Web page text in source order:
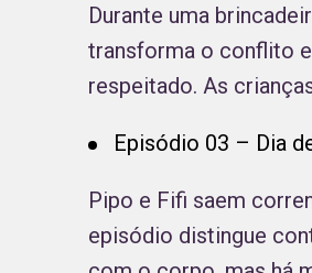
Durante uma
transforma o conflito
respeitado. As
Episódio 03 – Dia
Pipo e Fifi saem
episódio distingue